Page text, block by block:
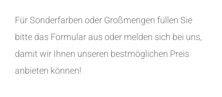
Für Sonderfarben oder Großmengen füllen Sie
bitte das Formular aus oder melden sich bei uns,
damit wir Ihnen unseren bestmöglichen Preis
anbieten können!